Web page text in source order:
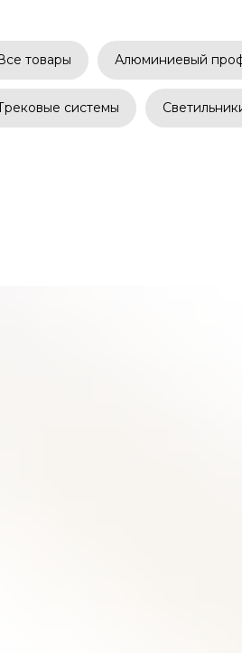
товары Алюминиевый
системы